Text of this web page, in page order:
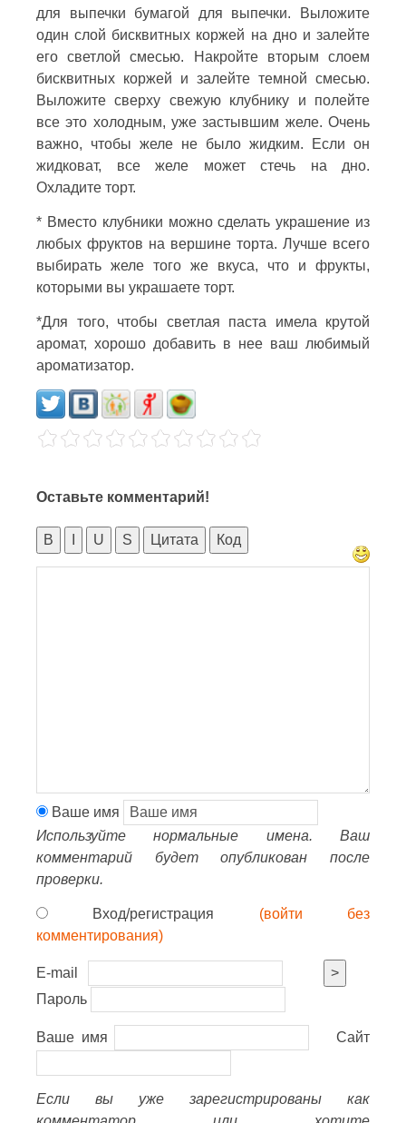
для выпечки бумагой для выпечки. Выложите
один слой бисквитных коржей на дно и залейте
его светлой смесью. Накройте вторым слоем
бисквитных коржей и залейте темной смесью.
Выложите сверху свежую клубнику и полейте
все это холодным, уже застывшим желе. Очень
важно, чтобы желе не было жидким. Если он
жидковат, все желе может стечь на дно.
Охладите торт.
* Вместо клубники можно сделать украшение из
любых фруктов на вершине торта. Лучше всего
выбирать желе того же вкуса, что и фрукты,
которыми вы украшаете торт.
*Для того, чтобы светлая паста имела крутой
аромат, хорошо добавить в нее ваш любимый
ароматизатор.
Оставьте комментарий!
B U S Цитата Код
Ваше имя
Используйте нормальные имена. Ваш
комментарий будет опубликован после
проверки.
Вход/регистрация (войти без
комментирования)
E-mail
>
Пароль
Ваше имя Сайт
Если вы уже зарегистрированы как